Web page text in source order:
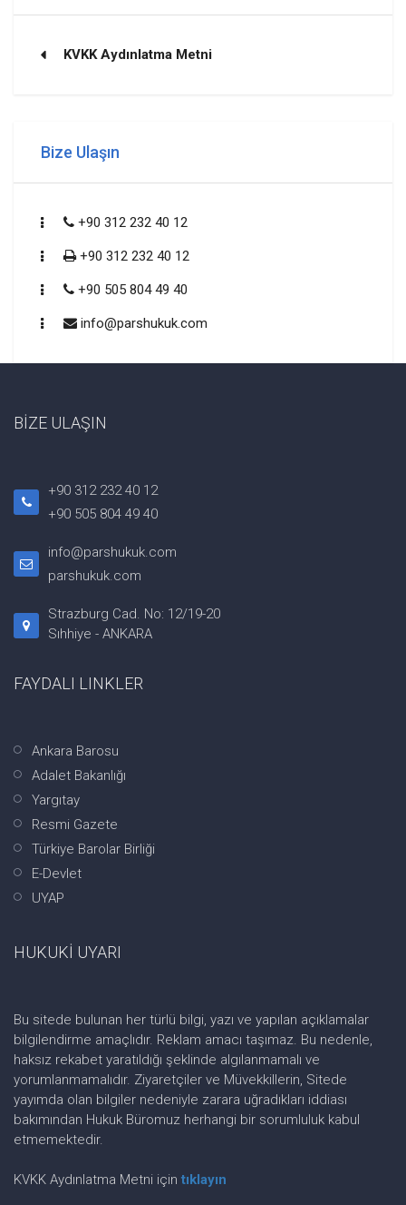
KVKK Aydınlatma Metni
Bize Ulaşın
+90 312 232 40 12
+90 312 232 40 12
+90 505 804 49 40
info@parshukuk.com
BİZE ULAŞIN
+90 312 232 40 12
+90 505 804 49 40
info@parshukuk.com
parshukuk.com
Strazburg Cad. No: 12/19-20
Sıhhiye - ANKARA
FAYDALI LINKLER
Ankara Barosu
Adalet Bakanlığı
Yargıtay
Resmi Gazete
Türkiye Barolar Birliği
E-Devlet
UYAP
HUKUKİ UYARI
Bu sitede bulunan her türlü bilgi, yazı ve yapılan açıklamalar
bilgilendirme amaçlıdır. Reklam amacı taşımaz. Bu nedenle,
haksız rekabet yaratıldığı şeklinde algılanmamalı ve
yorumlanmamalıdır. Ziyaretçiler ve Müvekkillerin, Sitede
yayımda olan bilgiler nedeniyle zarara uğradıkları iddiası
bakımından Hukuk Büromuz herhangi bir sorumluluk kabul
etmemektedir.
KVKK Aydınlatma Metni için tıklayın